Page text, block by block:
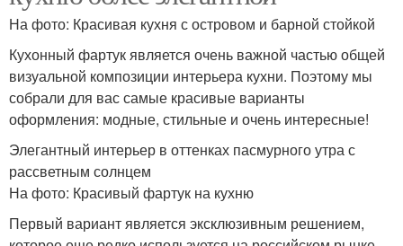
На фото: Красивая кухня с островом и барной стойкой
Кухонный фартук является очень важной частью общей
визуальной композиции интерьера кухни. Поэтому мы
собрали для вас самые красивые варианты
оформления: модные, стильные и очень интересные!
Элегантный интерьер в оттенках пасмурного утра с
рассветным солнцем
На фото: Красивый фартук на кухню
Первый вариант является эксклюзивным решением,